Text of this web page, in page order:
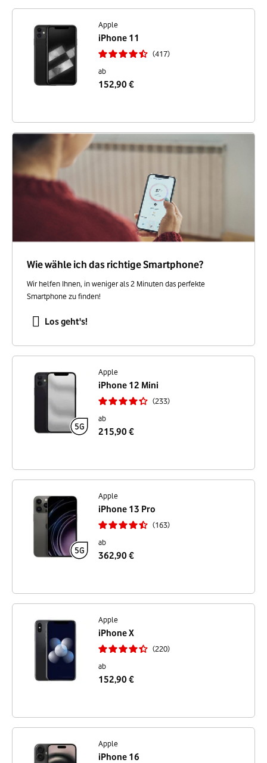
Apple
iPhone 11
417
ab
152,90 €
Wie wähle ich das richtige Smartphone?
Wir helfen Ihnen, in weniger als 2 Minuten das perfekte
Smartphone zu finden!
Los geht's!
Apple
iPhone 12 Mini
233
ab
215,90 €
Apple
iPhone 13 Pro
163
ab
362,90 €
Apple
iPhone X
220
ab
152,90 €
Apple
iPhone 16